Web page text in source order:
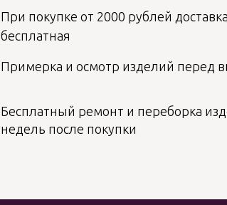
Бесплатный ремонт и переборка
недель после покупки
Примерка и осмотр изделий перед
При покупке от 2000 рублей
бесплатная